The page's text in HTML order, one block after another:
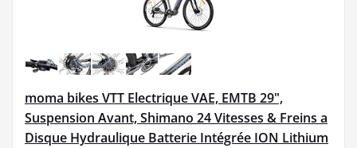
moma bikes VTT Electrique VAE, EMTB 29",
Suspension Avant, Shimano 24 Vitesses & Freins a
Disque Hydraulique Batterie Intégrée ION Lithium